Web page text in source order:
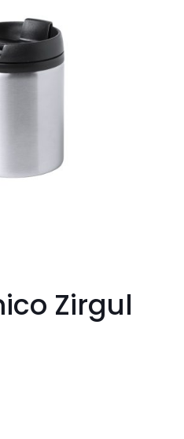
Zirgul